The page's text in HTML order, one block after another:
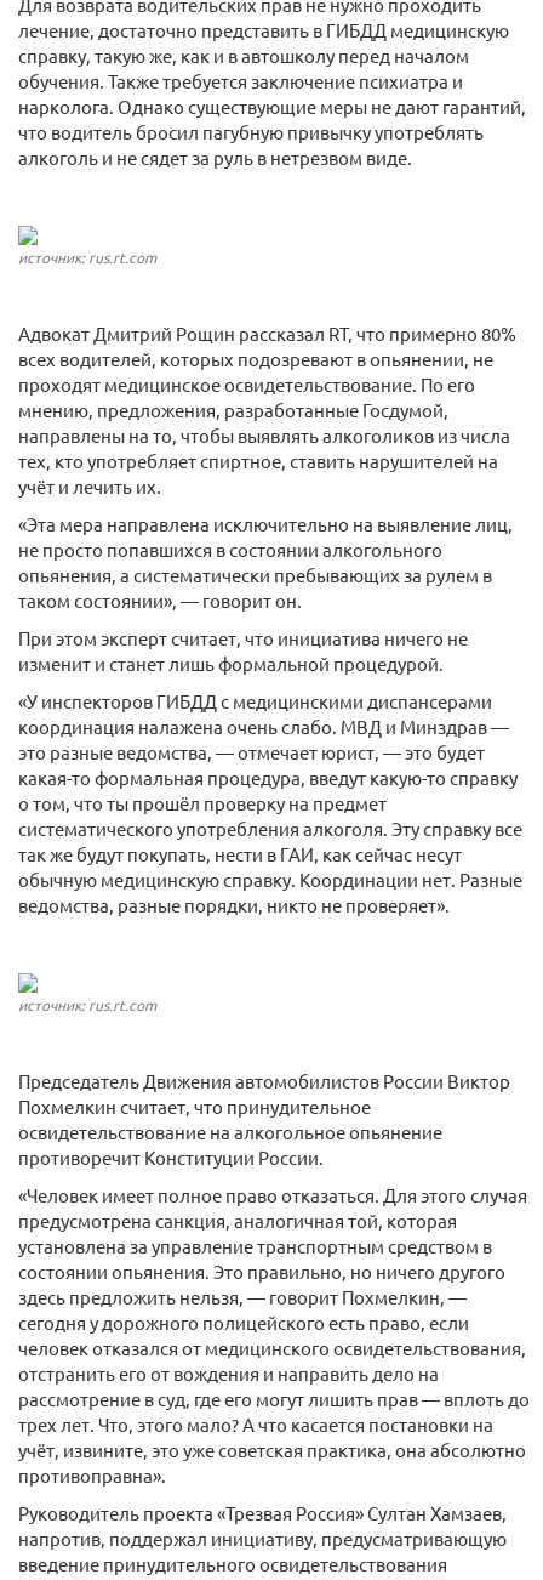
лечение, достаточно представить в ГИБДД медицинскую
справку, такую же, как и в автошколу перед началом
обучения. Также требуется заключение психиатра и
нарколога. Однако существующие меры не дают гарантий,
что водитель бросил пагубную привычку употреблять
алкоголь и не сядет за руль в нетрезвом виде.
источник: rus.rt.com
Адвокат Дмитрий Рощин рассказал RT, что примерно 80%
всех водителей, которых подозревают в опьянении, не
проходят медицинское освидетельствование. По его
мнению, предложения, разработанные Госдумой,
направлены на то, чтобы выявлять алкоголиков из числа
тех, кто употребляет спиртное, ставить нарушителей на
учёт и лечить их.
«Эта мера направлена исключительно на выявление лиц,
не просто попавшихся в состоянии алкогольного
опьянения, а систематически пребывающих за рулем в
таком состоянии», — говорит он.
При этом эксперт считает, что инициатива ничего не
изменит и станет лишь формальной процедурой.
«У инспекторов ГИБДД с медицинскими диспансерами
координация налажена очень слабо. МВД и Минздрав —
это разные ведомства, — отмечает юрист, — это будет
какая-то формальная процедура, введут какую-то справку
о том, что ты прошёл проверку на предмет
систематического употребления алкоголя. Эту справку все
так же будут покупать, нести в ГАИ, как сейчас несут
обычную медицинскую справку. Координации нет. Разные
ведомства, разные порядки, никто не проверяет».
источник: rus.rt.com
Председатель Движения автомобилистов России Виктор
Похмелкин считает, что принудительное
освидетельствование на алкогольное опьянение
противоречит Конституции России.
«Человек имеет полное право отказаться. Для этого случая
предусмотрена санкция, аналогичная той, которая
установлена за управление транспортным средством в
состоянии опьянения. Это правильно, но ничего другого
здесь предложить нельзя, — говорит Похмелкин, —
сегодня у дорожного полицейского есть право, если
человек отказался от медицинского освидетельствования,
отстранить его от вождения и направить дело на
рассмотрение в суд, где его могут лишить прав — вплоть до
трех лет. Что, этого мало? А что касается постановки на
учёт, извините, это уже советская практика, она абсолютно
противоправна».
Руководитель проекта «Трезвая Россия» Султан Хамзаев,
напротив, поддержал инициативу, предусматривающую
введение принудительного освидетельствования